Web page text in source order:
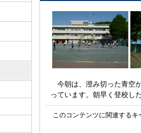
今朝は、澄み切った青空
っています。朝早く登校し
このコンテンツに関連するキ